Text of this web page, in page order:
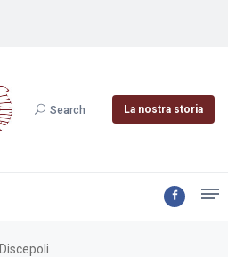
Search La nostra storia
Discepoli